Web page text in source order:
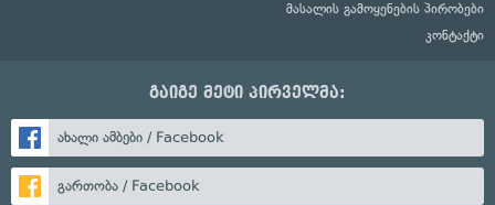
მასალის გამოყენების პირობები
კონტაქტი
გაიგე მეტი პირველმა:
ახალი ამბები / Facebook
გართობა / Facebook